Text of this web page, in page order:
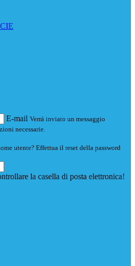
E-mail Verrà inviato un messaggio
necessarie.
utente? Effettua il reset della password
la casella di posta elettronica!